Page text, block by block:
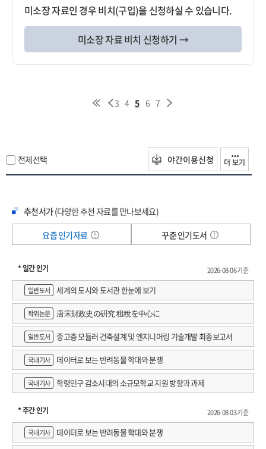
미소장 자료인 경우 비치(구입)을 신청하실 수 있습니다.
미소장 자료 비치 신청하기 →
3 4 5 6 7
전체선택 야간이용신청 더 보기
추천서가(다양한 추천 자료를 만나보세요)
요즘 인기자료
꾸준 인기도서
* 일간 인기
2026-08-06 기준
일반도서
세계의 도시와 도서관 한눈에 보기
학위논문 唐宋財政史の硏究 租稅を中心に
일반도서 중고층 모듈러 건축설계 및 엔지니어링 기술개발 최종보고서
국내기사 데이터로 보는 반려동물 학대와 분쟁
국내기사 학령인구 감소시대의 소규모학교 지원 방향과 과제
* 주간 인기
2026-08-03 기준
국내기사
데이터로 보는 반려동물 학대와 분쟁